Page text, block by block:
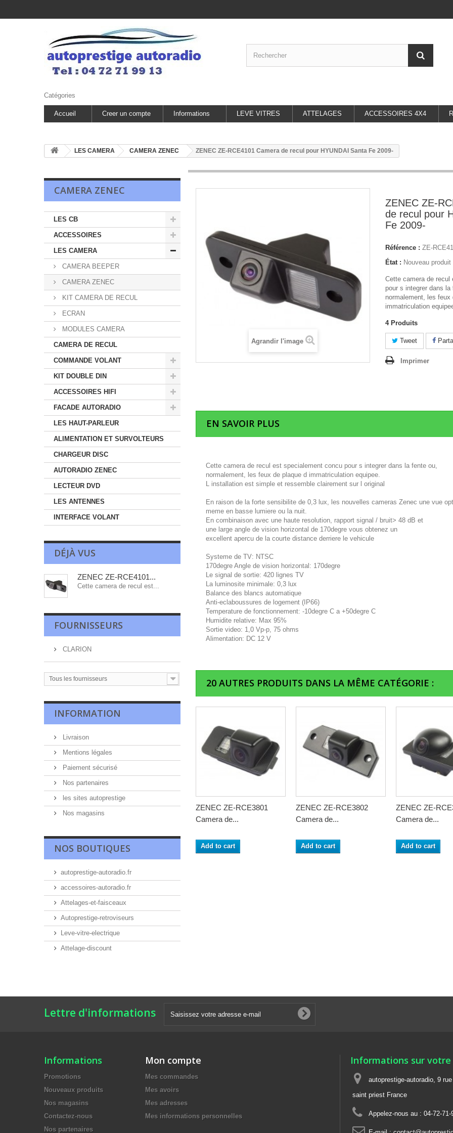
Catégories
Accueil Creer un compte Informations LEVE VITRES ATTELAGES ACCESSOIRES 4X4
LES CAMERA CAMERA ZENEC ZENEC ZE-RCE4101 Camera de recul pour HYUNDAI Santa Fe 2009-
CAMERA ZENEC
LES CB
ACCESSOIRES
LES CAMERA
CAMERA BEEPER
CAMERA ZENEC
KIT CAMERA DE RECUL
ECRAN
MODULES CAMERA
CAMERA DE RECUL
COMMANDE VOLANT
KIT DOUBLE DIN
ACCESSOIRES HIFI
FACADE AUTORADIO
LES HAUT-PARLEUR
ALIMENTATION ET SURVOLTEURS
CHARGEUR DISC
AUTORADIO ZENEC
LECTEUR DVD
LES ANTENNES
INTERFACE VOLANT
DÉJÀ VUS
ZENEC ZE-RCE4101...
Cette camera de recul est...
FOURNISSEURS
CLARION
Tous les fournisseurs
INFORMATION
Livraison
Mentions légales
Paiement sécurisé
Nos partenaires
les sites autoprestige
Nos magasins
NOS BOUTIQUES
autoprestige-autoradio.fr
accessoires-autoradio.fr
Attelages-et-faisceaux
Autoprestige-retroviseurs
Leve-vitre-electrique
Attelage-discount
Agrandir l'image
ZENEC ZE-
de recul pour
Fe 2009-
Référence : ZE-
État : Nouveau produit
Cette camera de
pour s integrer dans la
normalement, les feux
immatriculation
4 Produits
Tweet
Imprimer
EN SAVOIR PLUS
Cette camera de recul est specialement concu pour s integrer dans la fente ou,
normalement, les feux de plaque d immatriculation equipee.
L installation est simple et ressemble clairement sur l original
En raison de la forte sensibilite de 0,3 lux, les nouvelles cameras Zenec une vue
meme en basse lumiere ou la nuit.
En combinaison avec une haute resolution, rapport signal / bruit> 48 dB et
une large angle de vision horizontal de 170degre vous obtenez un
excellent apercu de la courte distance derriere le vehicule
Systeme de TV: NTSC
170degre Angle de vision horizontal: 170degre
Le signal de sortie: 420 lignes TV
La luminosite minimale: 0,3 lux
Balance des blancs automatique
Anti-eclaboussures de logement (IP66)
Temperature de fonctionnement: -10degre C a +50degre C
Humidite relative: Max 95%
Sortie video: 1,0 Vp-p, 75 ohms
Alimentation: DC 12 V
20 AUTRES PRODUITS DANS LA MÊME CATÉGORIE :
ZENEC ZE-RCE3801
Camera de...
Add to cart
ZENEC ZE-RCE3802
Camera de...
Add to cart
ZENEC ZE-
Camera de...
Add to cart
Lettre d'informations
Informations
Promotions
Nouveaux produits
Nos magasins
Contactez-nous
Nos partenaires
Mon compte
Mes commandes
Mes avoirs
Mes adresses
Mes informations personnelles
Informations sur
autoprestige-autoradio, 9
saint priest France
Appelez-nous au : 04-72-71-